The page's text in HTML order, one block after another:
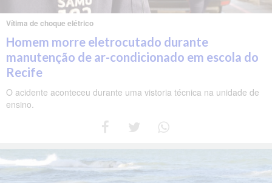
Vítima de choque elétrico
Homem morre eletrocutado durante
manutenção de ar-condicionado em escola do
Recife
O acidente aconteceu durante uma vistoria técnica na unidade de
ensino.